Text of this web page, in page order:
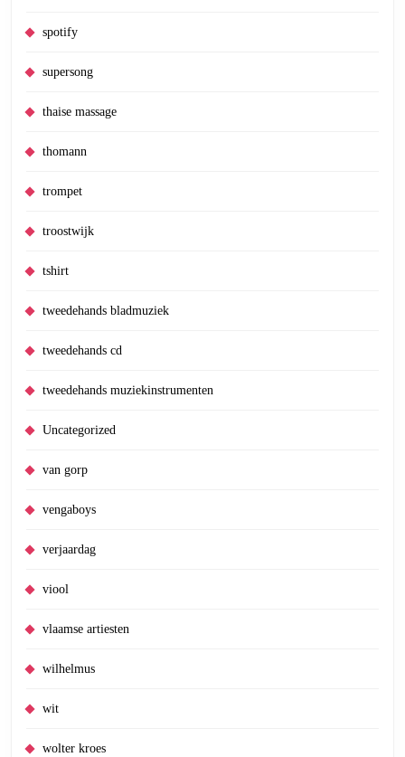
spotify
supersong
thaise massage
thomann
trompet
troostwijk
tshirt
tweedehands bladmuziek
tweedehands cd
tweedehands muziekinstrumenten
Uncategorized
van gorp
vengaboys
verjaardag
viool
vlaamse artiesten
wilhelmus
wit
wolter kroes